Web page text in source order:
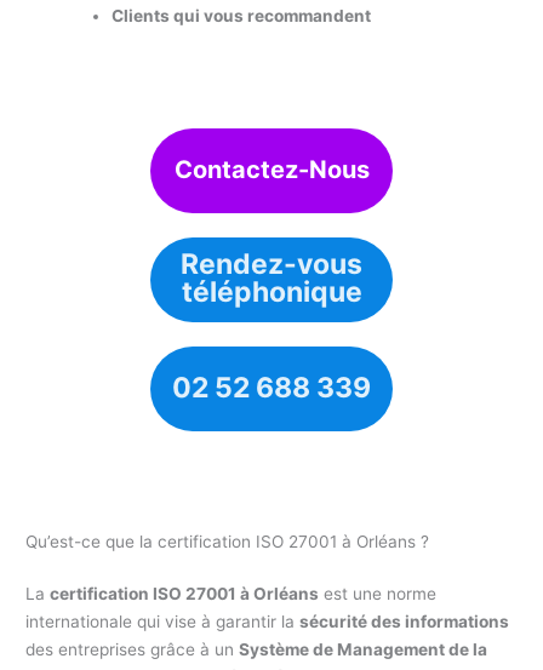
Clients qui vous recommandent
Contactez-Nous
Rendez-vous
téléphonique
02 52 688 339
Qu’est-ce que la certification ISO 27001 à Orléans ?
Lacertification ISO 27001 à Orléans est une norme
internationale qui vise à garantir lasécurité des informations
des entreprises grâce à unSystème de Management de la